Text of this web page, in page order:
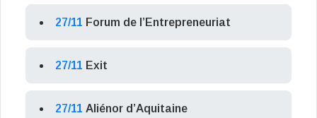
27/11 Forum de l’Entrepreneuriat
27/11 Exit
27/11 Aliénor d’Aquitaine